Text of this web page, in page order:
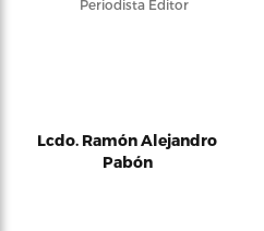
Periodista Editor
Lcdo. Ramón Alejandro
Pabón